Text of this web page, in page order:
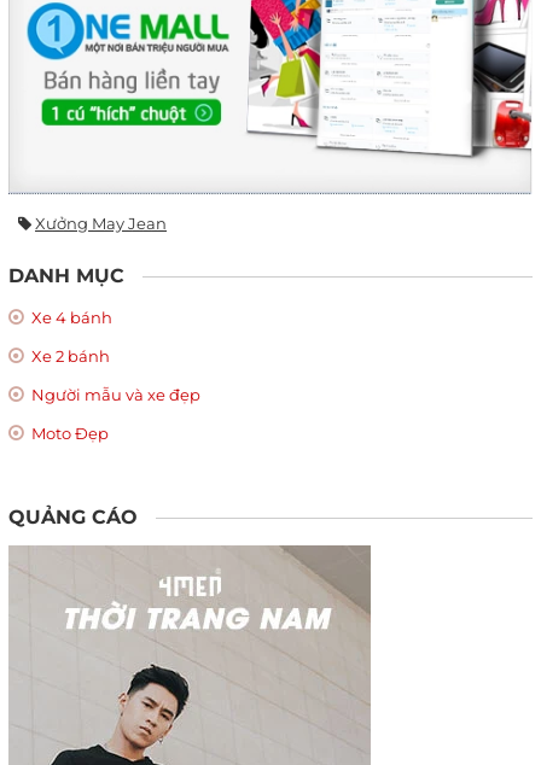
Xưởng May Jean
DANH MỤC
Xe 4 bánh
Xe 2 bánh
Người mẫu và xe đẹp
Moto Đẹp
QUẢNG CÁO